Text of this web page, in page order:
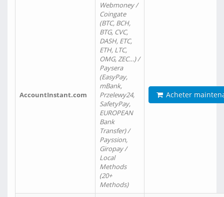
AccountInstant.com
Webmoney /
Coingate
(BTC, BCH,
BTG, CVC,
DASH, ETC,
ETH, LTC,
OMG, ZEC…) /
Paysera
(EasyPay,
mBank,
Przelewy24,
SafetyPay,
EUROPEAN
Bank
Transfer) /
Payssion,
Giropay /
Local
Methods
(20+
Methods)
Acheter